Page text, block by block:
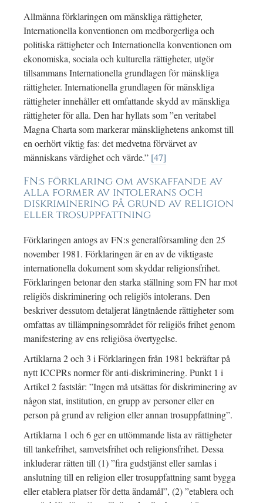
Allmänna förklaringen om mänskliga rättigheter,
Internationella konventionen om medborgerliga och
politiska rättigheter och Internationella konventionen om
ekonomiska, sociala och kulturella rättigheter, utgör
tillsammans Internationella grundlagen för mänskliga
rättigheter. Internationella grundlagen för mänskliga
rättigheter innehåller ett omfattande skydd av mänskliga
rättigheter för alla. Den har hyllats som ”en veritabel
Magna Charta som markerar mänsklighetens ankomst till
en oerhört viktig fas: det medvetna förvärvet av
människans värdighet och värde.” [47]
FN:s förklaring om avskaffande av
alla former av intolerans och
diskriminering på grund av religion
eller trosuppfattning
Förklaringen antogs av FN:s generalförsamling den 25
november 1981. Förklaringen är en av de viktigaste
internationella dokument som skyddar religionsfrihet.
Förklaringen betonar den starka ställning som FN har mot
religiös diskriminering och religiös intolerans. Den
beskriver dessutom detaljerat långtnående rättigheter som
omfattas av tillämpningsområdet för religiös frihet genom
manifestering av ens religiösa övertygelse.
Artiklarna 2 och 3 i Förklaringen från 1981 bekräftar på
nytt ICCPRs normer för anti-diskriminering. Punkt 1 i
Artikel 2 fastslår: ”Ingen må utsättas för diskriminering av
någon stat, institution, en grupp av personer eller en
person på grund av religion eller annan trosuppfattning”.
Artiklarna 1 och 6 ger en uttömmande lista av rättigheter
till tankefrihet, samvetsfrihet och religionsfrihet. Dessa
inkluderar rätten till (1) ”fira gudstjänst eller samlas i
anslutning till en religion eller trosuppfattning samt bygga
eller etablera platser för detta ändamål”, (2) ”etablera och